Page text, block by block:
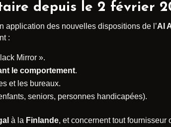
depuis le 2 février
application des nouvelles dispositions de l’AI
:
Mirror ».
le comportement.
et les bureaux.
seniors, personnes handicapées).
à la Finlande, et concernent tout